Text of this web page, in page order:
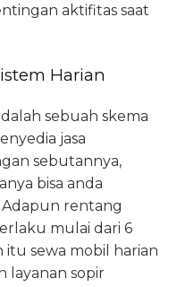
aktifitas saat
Harian
sebuah skema
jasa
sebutannya,
bisa anda
Adapun rentang
mulai dari 6
itu sewa mobil harian
layanan sopir